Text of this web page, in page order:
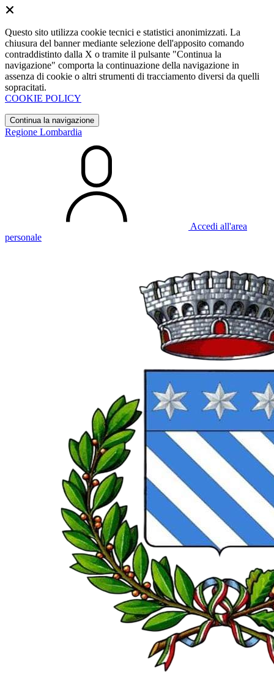
Questo sito utilizza cookie tecnici e statistici anonimizzati. La
chiusura del banner mediante selezione dell'apposito comando
contraddistinto dalla X o tramite il pulsante "Continua la
navigazione" comporta la continuazione della navigazione in
assenza di cookie o altri strumenti di tracciamento diversi da quelli
sopracitati.
COOKIE POLICY
Continua la navigazione
Regione Lombardia
Accedi all'area
personale